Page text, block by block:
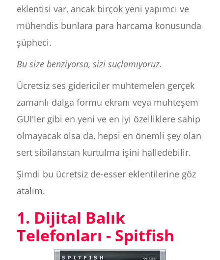
eklentisi var, ancak birçok yeni yapımcı ve
mühendis bunlara para harcama konusunda
şüpheci.
Bu size benziyorsa, sizi suçlamıyoruz.
Ücretsiz ses gidericiler muhtemelen gerçek
zamanlı dalga formu ekranı veya muhteşem
GUI'ler gibi en yeni ve en iyi özelliklere sahip
olmayacak olsa da, hepsi en önemli şey olan
sert sibilanstan kurtulma işini halledebilir.
Şimdi bu ücretsiz de-esser eklentilerine göz
atalım.
1. Dijital Balık
Telefonları - Spitfish